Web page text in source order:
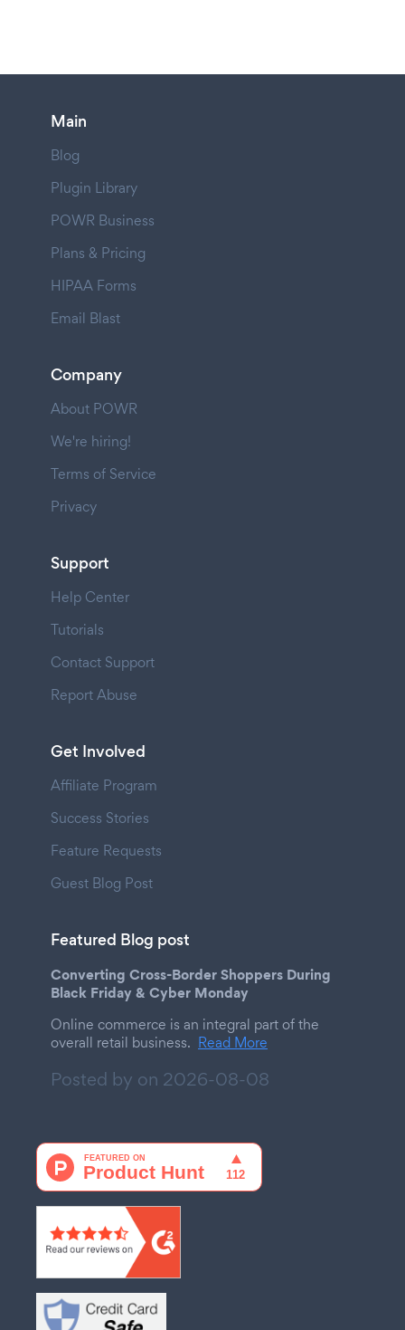
Main
Blog
Plugin Library
POWR Business
Plans & Pricing
HIPAA Forms
Email Blast
Company
About POWR
We're hiring!
Terms of Service
Privacy
Support
Help Center
Tutorials
Contact Support
Report Abuse
Get Involved
Affiliate Program
Success Stories
Feature Requests
Guest Blog Post
Featured Blog post
Converting Cross-Border Shoppers During
Black Friday & Cyber Monday
Online commerce is an integral part of the
overall retail business. Read More
Posted by on 2026-08-08